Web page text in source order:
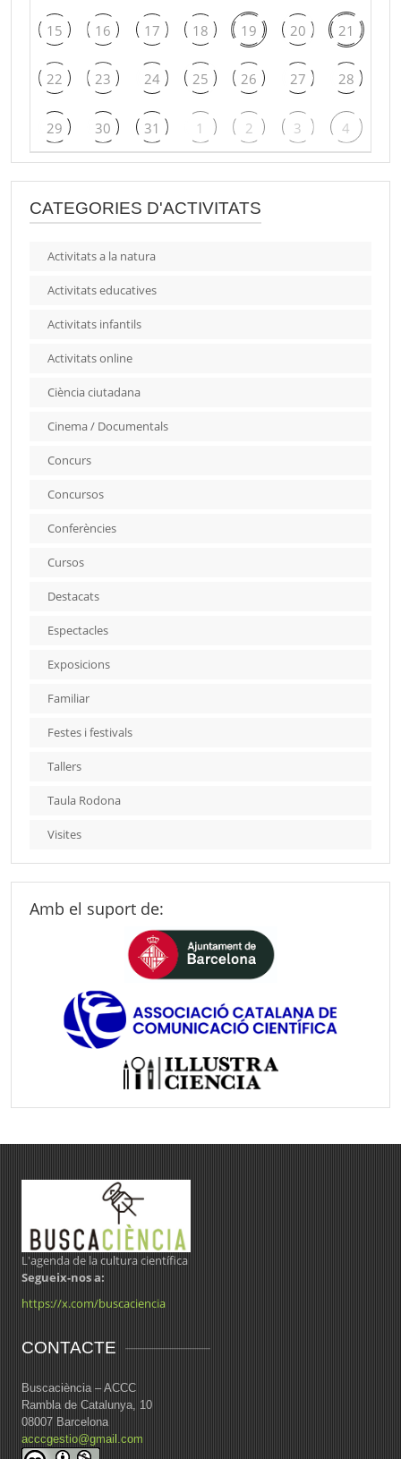
15 16 17 18 19 20 21
22 23 24 25 26 27 28
29 30 31 1 2 3 4
CATEGORIES D'ACTIVITATS
Activitats a la natura
Activitats educatives
Activitats infantils
Activitats online
Ciència ciutadana
Cinema / Documentals
Concurs
Concursos
Conferències
Cursos
Destacats
Espectacles
Exposicions
Familiar
Festes i festivals
Tallers
Taula Rodona
Visites
Amb el suport de:
L'agenda de la cultura científica
Segueix-nos a:
https://x.com/buscaciencia
CONTACTE
Buscaciència – ACCC
Rambla de Catalunya, 10
08007 Barcelona
acccgestio@gmail.com